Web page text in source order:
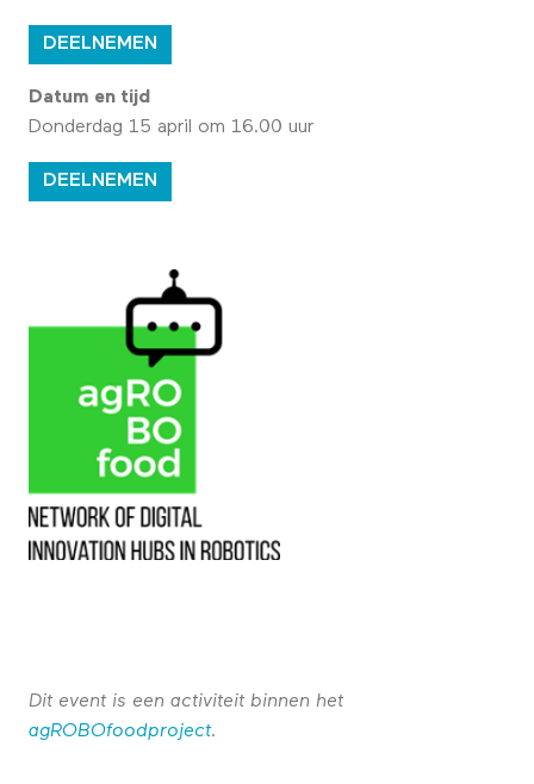
DEELNEMEN
Datum en tijd
Donderdag 15 april om 16.00 uur
DEELNEMEN
Dit event is een activiteit binnen het
agROBOfoodproject.